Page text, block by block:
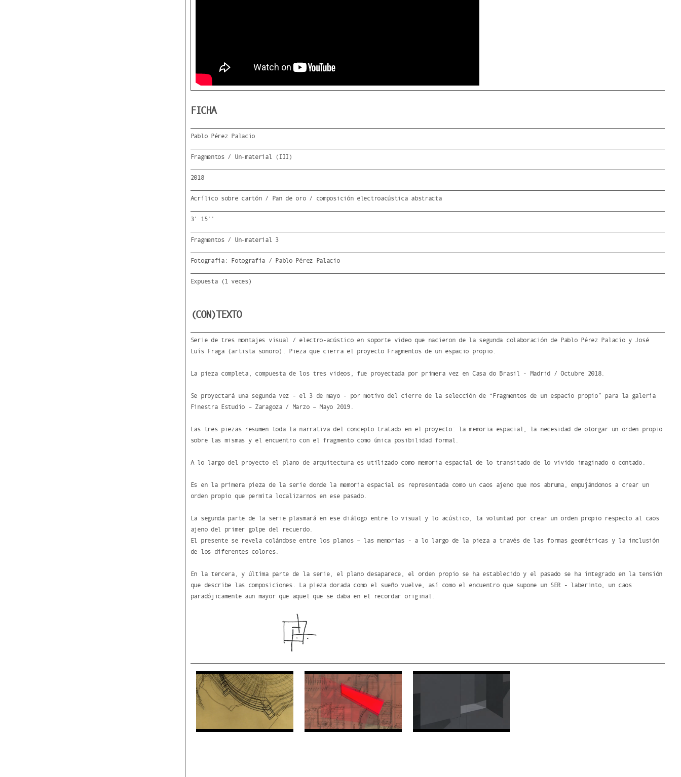
FICHA
Pablo Pérez Palacio
Fragmentos / Un-material (III)
2018
Acrílico sobre cartón / Pan de oro / composición electroacústica abstracta
3' 15''
Fragmentos / Un-material 3
Fotografía: Fotografía / Pablo Pérez Palacio
Expuesta (1 veces)
(CON)TEXTO
Serie de tres montajes visual / electro-acústico en soporte video que nacieron de la segunda colaboración de Pablo Pérez Palacio y José
Luís Fraga (artista sonoro). Pieza que cierra el proyecto Fragmentos de un espacio propio.
La pieza completa, compuesta de los tres videos, fue proyectada por primera vez en Casa do Brasil - Madrid / Octubre 2018.
Se proyectará una segunda vez - el 3 de mayo - por motivo del cierre de la selección de “Fragmentos de un espacio propio” para la galería
Finestra Estudio – Zaragoza / Marzo – Mayo 2019.
Las tres piezas resumen toda la narrativa del concepto tratado en el proyecto: la memoria espacial, la necesidad de otorgar un orden propio
sobre las mismas y el encuentro con el fragmento como única posibilidad formal.
A lo largo del proyecto el plano de arquitectura es utilizado como memoria espacial de lo transitado de lo vivido imaginado o contado.
Es en la primera pieza de la serie donde la memoria espacial es representada como un caos ajeno que nos abruma, empujándonos a crear un
orden propio que permita localizarnos en ese pasado.
La segunda parte de la serie plasmará en ese diálogo entre lo visual y lo acústico, la voluntad por crear un orden propio respecto al caos
ajeno del primer golpe del recuerdo.
El presente se revela colándose entre los planos – las memorias - a lo largo de la pieza a través de las formas geométricas y la inclusión
de los diferentes colores.
En la tercera, y última parte de la serie, el plano desaparece, el orden propio se ha establecido y el pasado se ha integrado en la tensión
que describe las composiciones. La pieza dorada como el sueño vuelve, así como el encuentro que supone un SER - laberinto, un caos
paradójicamente aun mayor que aquel que se daba en el recordar original.